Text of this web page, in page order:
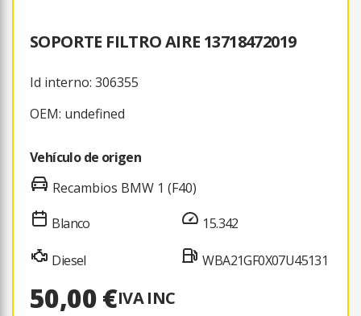
SOPORTE FILTRO AIRE 13718472019
Id interno: 306355
OEM: undefined
Vehículo de origen
Recambios BMW 1 (F40)
Blanco
Diesel
15.342
WBA21GF0X07U45131
50,00 €IVA INC